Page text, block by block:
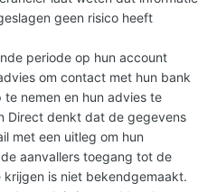
geen risico heeft
periode op hun account
om contact met hun bank
nemen en hun advies te
Direct denkt dat de gegevens
met een uitleg om hun
aanvallers toegang tot de
is niet bekendgemaakt.